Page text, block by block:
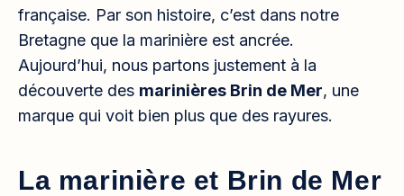
française. Par son histoire, c’est dans notre
Bretagne que la marinière est ancrée.
Aujourd’hui, nous partons justement à la
découverte des marinières Brin de Mer, une
marque qui voit bien plus que des rayures.
La marinière et Brin de Mer